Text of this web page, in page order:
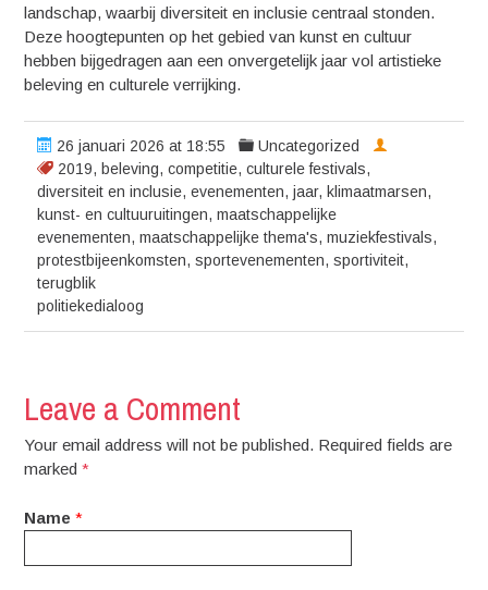
landschap, waarbij diversiteit en inclusie centraal stonden.
Deze hoogtepunten op het gebied van kunst en cultuur
hebben bijgedragen aan een onvergetelijk jaar vol artistieke
beleving en culturele verrijking.
26 januari 2026 at 18:55
Uncategorized
2019, beleving,competitie,culturele festivals,
diversiteit en inclusie,evenementen,jaar, klimaatmarsen,
kunst- en cultuuruitingen,maatschappelijke
evenementen,maatschappelijke thema's,muziekfestivals,
protestbijeenkomsten,sportevenementen,sportiviteit,
terugblik
politiekedialoog
Leave a Comment
Your email address will not be published. Required fields are
marked*
Name *